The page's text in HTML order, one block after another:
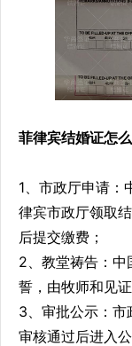
菲律宾结婚证怎
1、市政厅申请：
律宾市政厅领取
后提交缴费；
2、教堂祷告：中
誓，由牧师和见
3、审批公示：市
审核通过后进入公